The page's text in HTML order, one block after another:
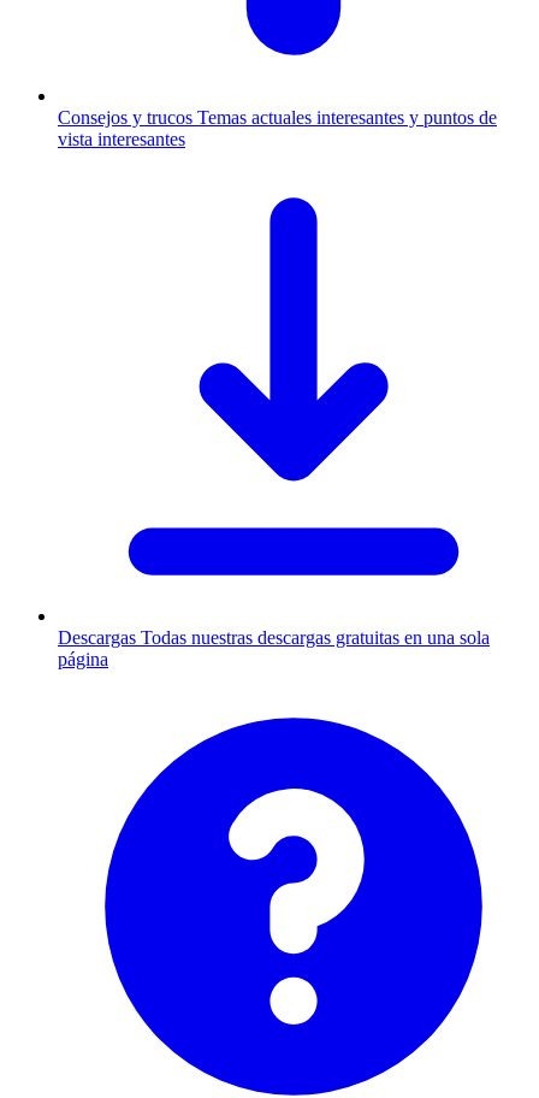
Consejos y trucos Temas actuales interesantes y puntos de
vista interesantes
Descargas Todas nuestras descargas gratuitas en una sola
página